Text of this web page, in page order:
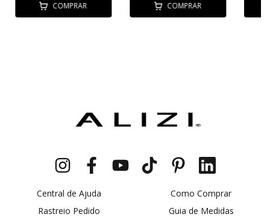
COMPRAR COMPRAR
Central de Ajuda
Rastreio Pedido
Como Comprar
Guia de Medidas